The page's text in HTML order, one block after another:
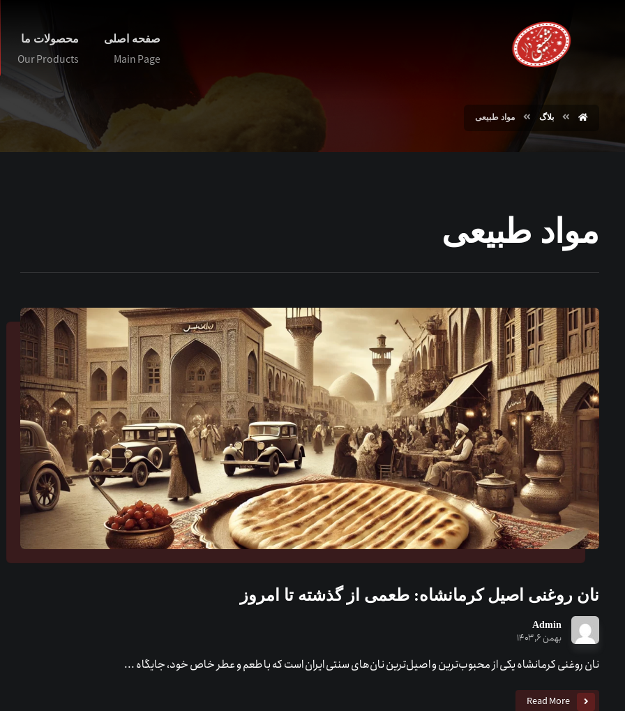
صفحه اصلی
Main Page
محصولات ما
Our Products
بلاگ مواد طبیعی
مواد طبیعی
نان روغنی اصیل کرمانشاه: طعمی از گذشته تا امروز
Admin
بهمن ۶, ۱۴۰۳
نان روغنی کرمانشاه یکی از محبوب‌ترین و اصیل‌ترین نان‌های سنتی ایران است که با طعم و عطر خاص خود، جایگاه ...
Read More